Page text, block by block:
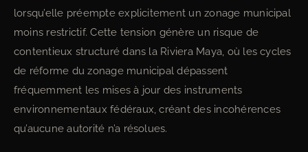
lorsqu’elle préempte explicitement un zonage municipal
moins restrictif. Cette tension génère un risque de
contentieux structuré dans la Riviera Maya, où les cycles
de réforme du zonage municipal dépassent
fréquemment les mises à jour des instruments
environnementaux fédéraux, créant des incohérences
qu’aucune autorité n’a résolues.